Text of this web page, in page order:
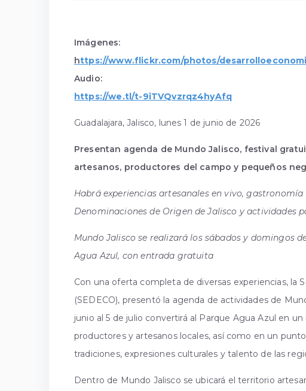
Imágenes:
https://www.flickr.com/photos/
Audio:
https://we.tl/t-9iTVQvzrqz4hyAfq
Guadalajara, Jalisco, lunes 1 de junio de 2026
Presentan agenda de Mundo Jalisco, festival
artesanos, productores del campo y pequeños
Habrá experiencias artesanales en vivo,
Denominaciones de Origen de Jalisco y actividades
Mundo Jalisco se realizará los sábados y domingos
Agua Azul, con entrada gratuita
Con una oferta completa de diversas experiencias, la
(SEDECO), presentó la agenda de actividades de
junio al 5 de julio convertirá al Parque Agua Azul en
productores y artesanos locales, así como en un
tradiciones, expresiones culturales y talento de las
Dentro de Mundo Jalisco se ubicará el territorio